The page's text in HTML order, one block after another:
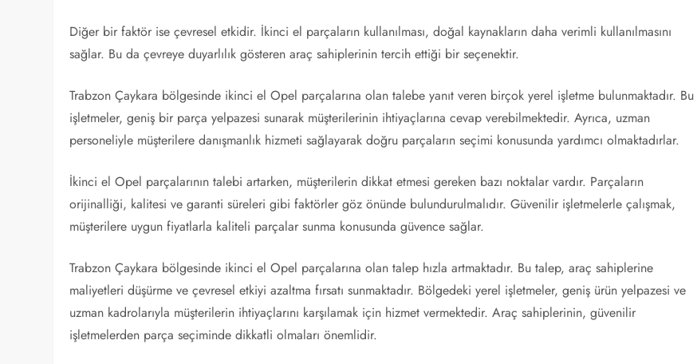
Diğer bir faktör ise çevresel etkidir. İkinci el parçaların kullanılması, doğal kaynakların daha verimli kullanılmasını
sağlar. Bu da çevreye duyarlılık gösteren araç sahiplerinin tercih ettiği bir seçenektir.
Trabzon Çaykara bölgesinde ikinci el Opel parçalarına olan talebe yanıt veren birçok yerel işletme bulunmaktadır. Bu
işletmeler, geniş bir parça yelpazesi sunarak müşterilerinin ihtiyaçlarına cevap verebilmektedir. Ayrıca, uzman
personeliyle müşterilere danışmanlık hizmeti sağlayarak doğru parçaların seçimi konusunda yardımcı olmaktadırlar.
İkinci el Opel parçalarının talebi artarken, müşterilerin dikkat etmesi gereken bazı noktalar vardır. Parçaların
orijinalliği, kalitesi ve garanti süreleri gibi faktörler göz önünde bulundurulmalıdır. Güvenilir işletmelerle çalışmak,
müşterilere uygun fiyatlarla kaliteli parçalar sunma konusunda güvence sağlar.
Trabzon Çaykara bölgesinde ikinci el Opel parçalarına olan talep hızla artmaktadır. Bu talep, araç sahiplerine
maliyetleri düşürme ve çevresel etkiyi azaltma fırsatı sunmaktadır. Bölgedeki yerel işletmeler, geniş ürün yelpazesi ve
uzman kadrolarıyla müşterilerin ihtiyaçlarını karşılamak için hizmet vermektedir. Araç sahiplerinin, güvenilir
işletmelerden parça seçiminde dikkatli olmaları önemlidir.